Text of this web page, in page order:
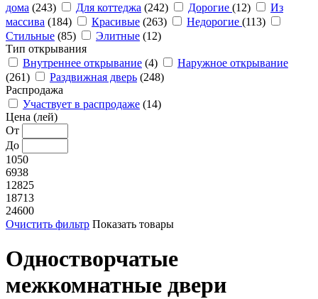
дома (243) Для коттеджа (242) Дорогие (12)
Из
массива (184) Красивые (263) Недорогие (113)
Стильные (85) Элитные (12)
Тип открывания
Внутреннее открывание (4)
Наружное открывание
(261)
Раздвижная дверь (248)
Распродажа
Участвует в распродаже (14)
Цена (лей)
От
До
1050
6938
12825
18713
24600
Очистить фильтр Показать товары
Одностворчатые
межкомнатные двери